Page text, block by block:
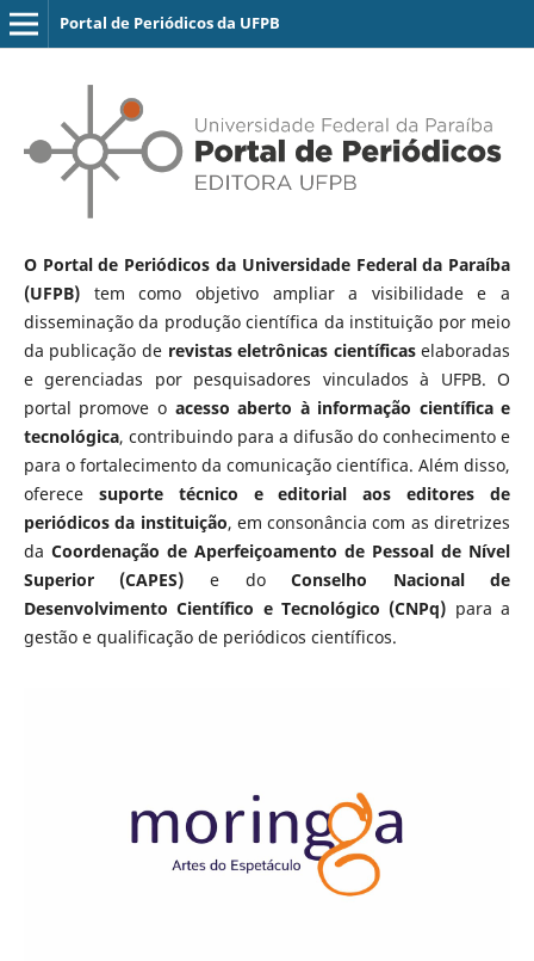
Portal de Periódicos da UFPB
O Portal de Periódicos da Universidade Federal da Paraíba
(UFPB)tem como objetivo ampliar a visibilidade e a
disseminação da produção científica da instituição por meio
da publicação de revistas eletrônicas científicaselaboradas
e gerenciadas por pesquisadores vinculados à UFPB. O
portal promove o acesso aberto à informação científica e
tecnológica, contribuindo para a difusão do conhecimento e
para o fortalecimento da comunicação científica. Além disso,
oferece suporte técnico e editorial aos editores de
periódicos da instituição, em consonância com as diretrizes
da Coordenação de Aperfeiçoamento de Pessoal de Nível
Superior (CAPES) e doConselho Nacional de
Desenvolvimento Científico e Tecnológico (CNPq) para a
gestão e qualificação de periódicos científicos.